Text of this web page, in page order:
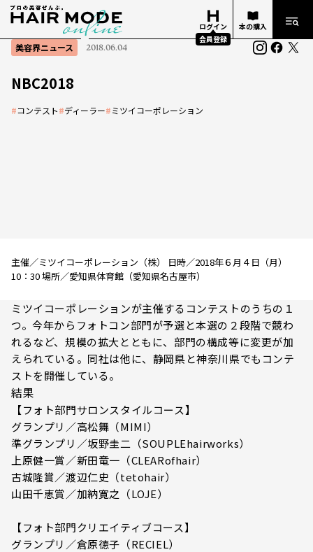
ログイン
会員登録
本の購入
美容界ニュース 2018.06.04
NBC2018
#コンテスト#ディーラー#ミツイコーポレーション
主催／ミツイコーポレーション（株） 日時／2018年６月４日（月）
10：30 場所／愛知県体育館（愛知県名古屋市）
ミツイコーポレーションが主催するコンテストのうちの１
つ。今年からフォトコン部門が予選と本選の２段階で競わ
れるなど、規模の拡大とともに、部門の構成等に変更が加
えられている。同社は他に、静岡県と神奈川県でもコンテ
ストを開催している。
結果
【フォト部門サロンスタイルコース】
グランプリ／高松舞（MIMI）
準グランプリ／坂野圭二（SOUPLEhairworks）
上原健一賞／新田竜一（CLEARofhair）
古城隆賞／渡辺仁史（tetohair）
山田千恵賞／加納寛之（LOJE）
【フォト部門クリエイティブコース】
グランプリ／倉原徳子（RECIEL）